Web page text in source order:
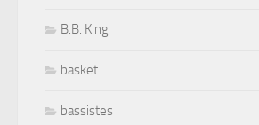
B.B. King
basket
bassistes